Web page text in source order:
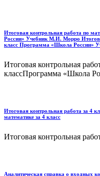
Итоговая контрольная работа по
России» Учебник М.И. Морро
класс Программа «Школа России»
Итоговая контрольная
классПрограмма «Школа
Итоговая контрольная работа за 4
математике за 4 класс
Итоговая контрольная
Аналитическая справка о входных